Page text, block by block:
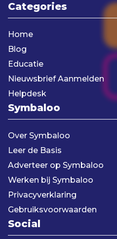
Categories
Home
Blog
Educatie
Nieuwsbrief Aanmelden
Helpdesk
Symbaloo
Over Symbaloo
Leer de Basis
Adverteer op Symbaloo
Werken bij Symbaloo
Privacyverklaring
Gebruiksvoorwaarden
Social